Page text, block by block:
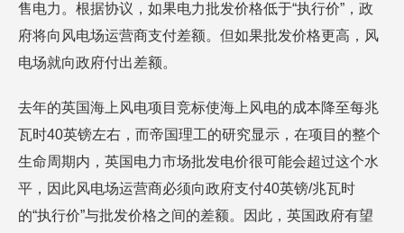
售电力。根据协议，如果电力批发价格低于“执行价”，政
府将向风电场运营商支付差额。但如果批发价格更高，风
电场就向政府付出差额。
去年的英国海上风电项目竞标使海上风电的成本降至每兆
瓦时40英镑左右，而帝国理工的研究显示，在项目的整个
生命周期内，英国电力市场批发电价很可能会超过这个水
平，因此风电场运营商必须向政府支付40英镑/兆瓦时
的“执行价”与批发价格之间的差额。因此，英国政府有望